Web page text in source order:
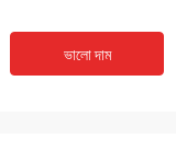
ভালো দাম